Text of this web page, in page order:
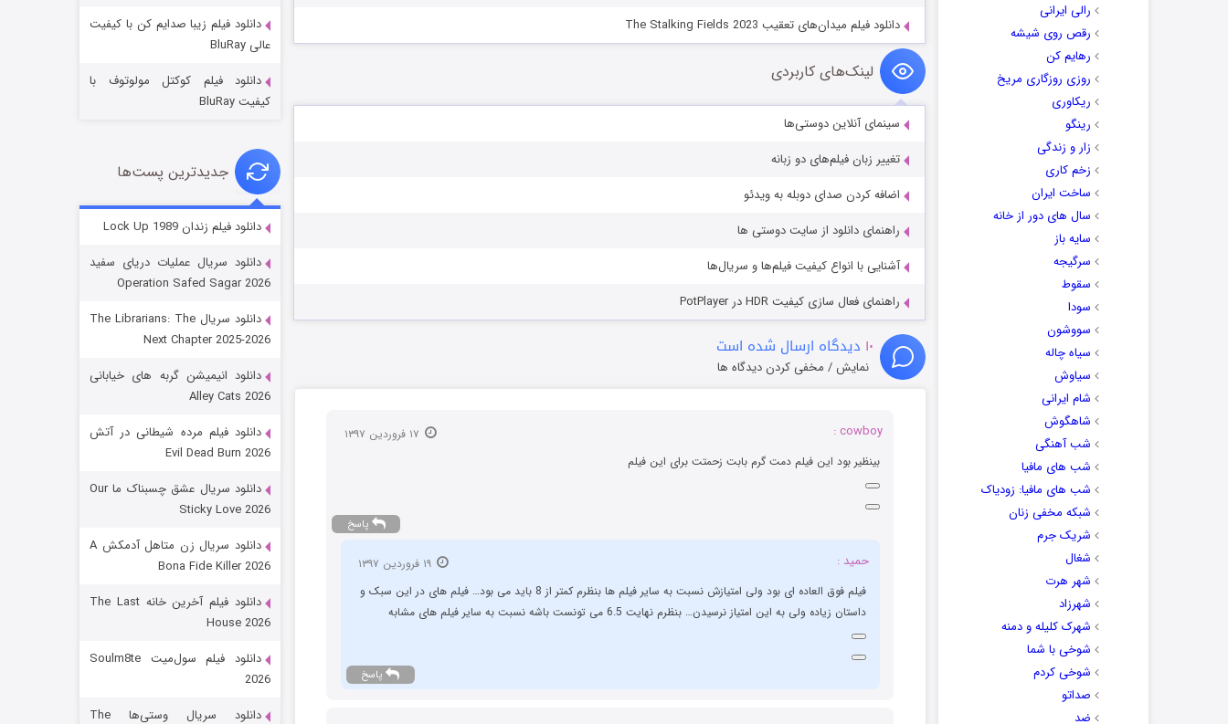
رالی ایرانی
رقص روی شیشه
رهایم کن
روزی روزگاری مریخ
ریکاوری
رینگو
زار و زندگی
زخم کاری
ساخت ایران
سال های دور از خانه
سایه باز
سرگیجه
سقوط
سودا
سووشون
سیاه چاله
سیاوش
شام ایرانی
شاهگوش
شب آهنگی
شب های مافیا
شب های مافیا: زودیاک
شبکه مخفی زنان
شریک جرم
شغال
شهر هرت
شهرزاد
شهرک کلیله و دمنه
شوخی با شما
شوخی کردم
صداتو
ضد
دانلود فیلم میدان‌های تعقیب The Stalking Fields 2023
لینک‌های کاربردی
سینمای آنلاین دوستی‌ها
تغییر زبان فیلم‌های دو زبانه
اضافه کردن صدای دوبله به ویدئو
راهنمای دانلود از سایت دوستی ها
آشنایی با انواع کیفیت فیلم‌ها و سریال‌ها
راهنمای فعال سازی کیفیت HDR در PotPlayer
۱۰ دیدگاه ارسال شده است
نمایش / مخفی کردن دیدگاه ها
cowboy :
بینظیر بود این فیلم دمت گرم بابت زحمتت برای این فیلم
پاسخ
حمید :
فیلم فوق العاده ای بود ولی امتیازش نسبت به سایر فیلم ها بنظرم کمتر از 8 باید می بود… فیلم های در این سبک و
داستان زیاده ولی به این امتیاز نرسیدن… بنظرم نهایت 6.5 می تونست باشه نسبت به سایر فیلم های مشابه
پاسخ
عملیات آپارتمان
مردگان متحرک: شهر مرده ۳
شکست استوارت در نجات جهان
منتشر شد
دانلود فیلم زیبا صدایم کن با کیفیت
عالی BluRay
دانلود فیلم کوکتل مولوتوف با
کیفیت BluRay
جدیدترین پست‌ها
دانلود فیلم زندان Lock Up 1989
دانلود سریال عملیات دریای سفید
Operation Safed Sagar 2026
دانلود سریال The Librarians: The
Next Chapter 2025-2026
دانلود انیمیشن گربه های خیابانی
Alley Cats 2026
دانلود فیلم مرده شیطانی در آتش
Evil Dead Burn 2026
دانلود سریال عشق چسبناک ما Our
Sticky Love 2026
دانلود سریال زن متاهل آدمکش A
Bona Fide Killer 2026
دانلود فیلم آخرین خانه The Last
House 2026
دانلود فیلم سول‌میت Soulm8te
2026
دانلود سریال وستی‌ها The